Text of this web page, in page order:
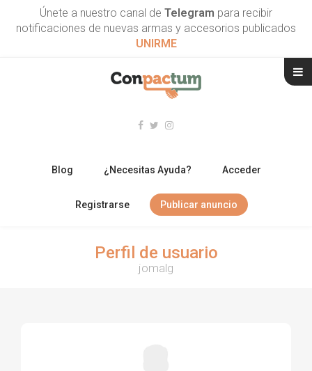
Únete a nuestro canal de Telegram para recibir
notificaciones de nuevas armas y accesorios publicados
UNIRME
Blog ¿Necesitas Ayuda? Acceder
Registrarse Publicar anuncio
Perfil de usuario
jomalg